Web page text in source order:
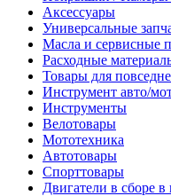
Аксессуары
Универсальные
Масла и сервисные
Расходные
Товары для
Инструмент авто/
Инструменты
Велотовары
Мототехника
Автотовары
Спорттовары
Двигатели в сборе в